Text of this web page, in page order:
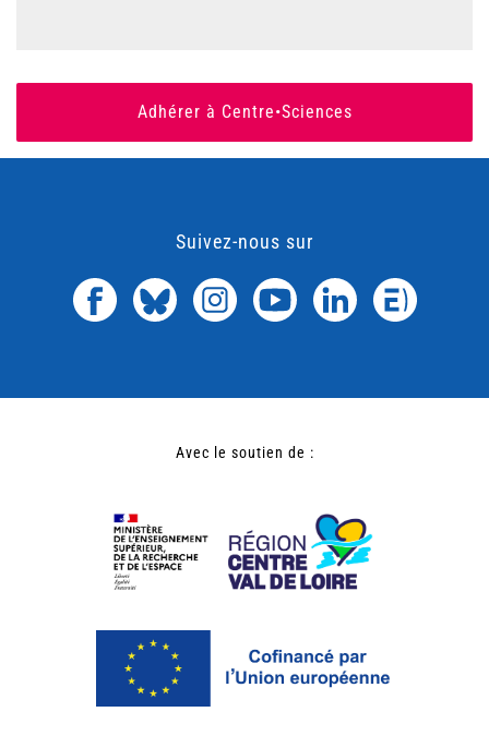
Adhérer à Centre•Sciences
Suivez-nous sur
Avec le soutien de :